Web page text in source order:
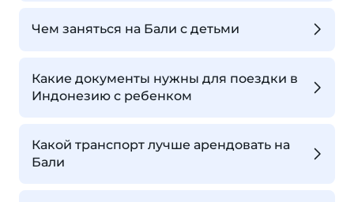
Чем заняться на Бали с детьми
Какие документы нужны для поездки в
Индонезию с ребенком
Какой транспорт лучше арендовать на
Бали